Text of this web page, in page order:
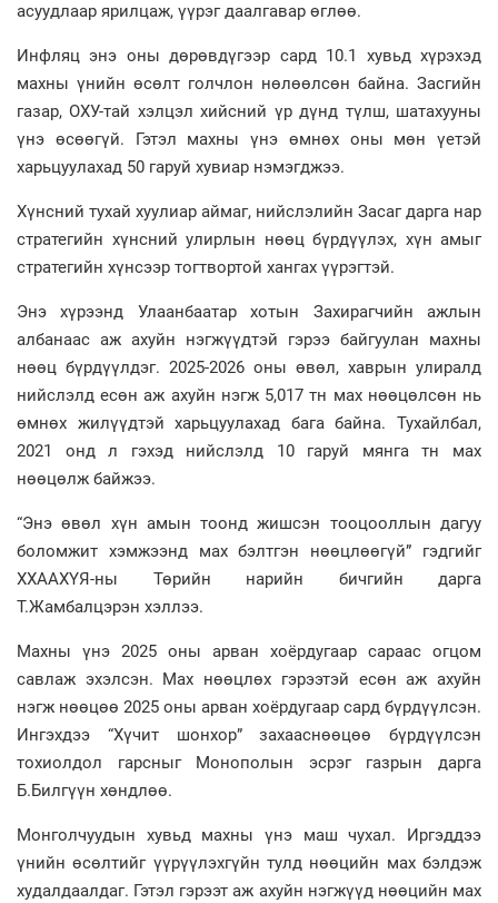
асуудлаар ярилцаж, үүрэг даалгавар өглөө.
Инфляц энэ оны дөрөвдүгээр сард 10.1 хувьд хүрэхэд
махны үнийн өсөлт голчлон нөлөөлсөн байна. Засгийн
газар, ОХУ-тай хэлцэл хийсний үр дүнд түлш, шатахууны
үнэ өсөөгүй. Гэтэл махны үнэ өмнөх оны мөн үетэй
харьцуулахад 50 гаруй хувиар нэмэгджээ.
Хүнсний тухай хуулиар аймаг, нийслэлийн Засаг дарга нар
стратегийн хүнсний улирлын нөөц бүрдүүлэх, хүн амыг
стратегийн хүнсээр тогтвортой хангах үүрэгтэй.
Энэ хүрээнд Улаанбаатар хотын Захирагчийн ажлын
албанаас аж ахуйн нэгжүүдтэй гэрээ байгуулан махны
нөөц бүрдүүлдэг. 2025-2026 оны өвөл, хаврын улиралд
нийслэлд есөн аж ахуйн нэгж 5,017 тн мах нөөцөлсөн нь
өмнөх жилүүдтэй харьцуулахад бага байна. Тухайлбал,
2021 онд л гэхэд нийслэлд 10 гаруй мянга тн мах
нөөцөлж байжээ.
“Энэ өвөл хүн амын тоонд жишсэн тооцооллын дагуу
боломжит хэмжээнд мах бэлтгэн нөөцлөөгүй” гэдгийг
ХХААХҮЯ-ны Төрийн нарийн бичгийн дарга
Т.Жамбалцэрэн хэллээ.
Махны үнэ 2025 оны арван хоёрдугаар сараас огцом
савлаж эхэлсэн. Мах нөөцлөх гэрээтэй есөн аж ахуйн
нэгж нөөцөө 2025 оны арван хоёрдугаар сард бүрдүүлсэн.
Ингэхдээ “Хүчит шонхор” захааснөөцөө бүрдүүлсэн
тохиолдол гарсныг Монополын эсрэг газрын дарга
Б.Билгүүн хөндлөө.
Монголчуудын хувьд махны үнэ маш чухал. Иргэддээ
үнийн өсөлтийг үүрүүлэхгүйн тулд нөөцийн мах бэлдэж
худалдаалдаг. Гэтэл гэрээт аж ахуйн нэгжүүд нөөцийн мах